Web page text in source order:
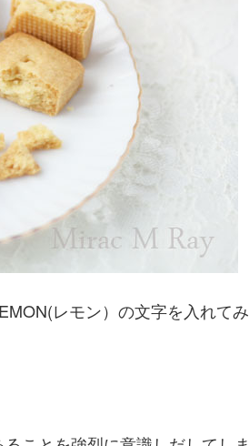
レモン）の文字を入れてみ